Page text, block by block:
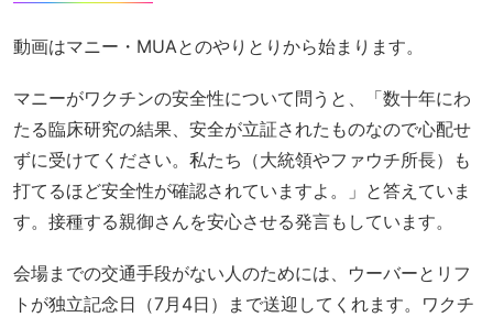
動画はマニー・MUAとのやりとりから始まります。
マニーがワクチンの安全性について問うと、「数十年にわ
たる臨床研究の結果、安全が立証されたものなので心配せ
ずに受けてください。私たち（大統領やファウチ所長）も
打てるほど安全性が確認されていますよ。」と答えていま
す。接種する親御さんを安心させる発言もしています。
会場までの交通手段がない人のためには、ウーバーとリフ
トが独立記念日（7月4日）まで送迎してくれます。ワクチ